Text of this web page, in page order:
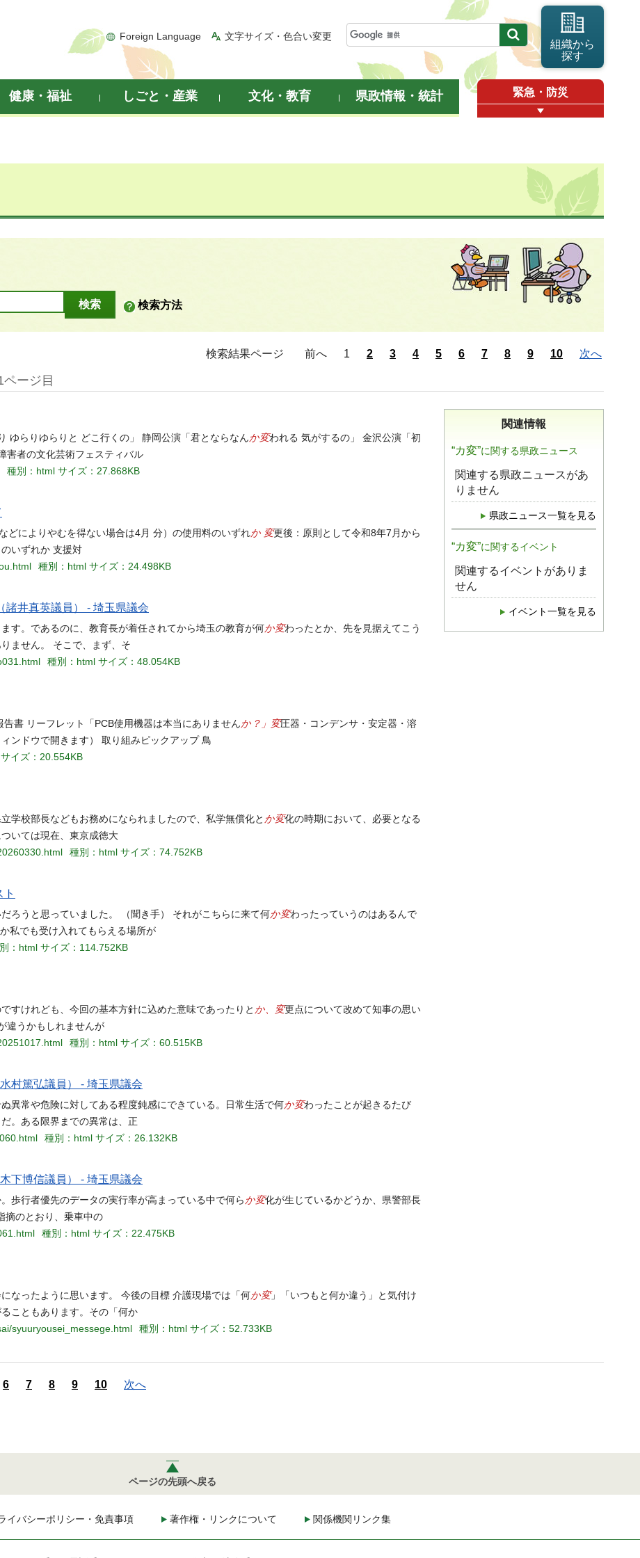
Foreign Language 文字サイズ・色合い変更
組織から
探す
健康・福祉 しごと・産業 文化・教育 県政情報・統計 緊急・防災
検索方法
検索結果ページ 前へ 1 2 3 4 5 6 7 8 9 10 次へ
ページ目
関連情報
“カ変”に関する県政ニュース
関連する県政ニュースがあ
りません
県政ニュース一覧を見る
“カ変”に関するイベント
関連するイベントがありま
せん
イベント一覧を見る
ゆらりゆらりと どこ行くの」 静岡公演「君とならなん か変われる 気がするの」 金沢公演「初
害者の文化芸術フェスティバル
種別：html サイズ：27.868KB
どによりやむを得ない場合は4月 分）の使用料のいずれか 変更後：原則として令和8年7月から
いずれか 支援対
種別：html サイズ：24.498KB
諸井真英議員） - 埼玉県議会
す。であるのに、教育長が着任されてから埼玉の教育が何か変わったとか、先を見据えてこう
ません。 そこで、まず、そ
種別：html サイズ：48.054KB
書 リーフレット「PCB使用機器は本当にありません か？」変圧器・コンデンサ・安定器・溶
ンドウで開きます） 取り組みピックアップ 鳥
サイズ：20.554KB
学校部長などもお務めになられましたので、私学無償化と か変化の時期において、必要となる
いては現在、東京成徳大
種別：html サイズ：74.752KB
ろうと思っていました。 （聞き手） それがこちらに来て何か変わったっていうのはあるんで
私でも受け入れてもらえる場所が
：html サイズ：114.752KB
すけれども、今回の基本方針に込めた意味であったりと か、変更点について改めて知事の思い
違うかもしれませんが
種別：html サイズ：60.515KB
村篤弘議員） - 埼玉県議会
異常や危険に対してある程度鈍感にできている。日常生活で何か変わったことが起きるたび
。ある限界までの異常は、正
種別：html サイズ：26.132KB
下博信議員） - 埼玉県議会
歩行者優先のデータの実行率が高まっている中で何ら か変化が生じているかどうか、県警部長
のとおり、乗車中の
種別：html サイズ：22.475KB
なったように思います。 今後の目標 介護現場では「何か変」「いつもと何か違う」と気付け
こともあります。その「何か
syuuryousei_messege.html
種別：html サイズ：52.733KB
6 7 8 9 10 次へ
ページの先頭へ戻る
イバシーポリシー・免責事項 著作権・リンクについて 関係機関リンク集